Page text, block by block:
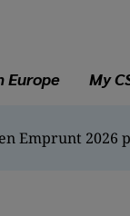
Europe My
Emprunt 2026